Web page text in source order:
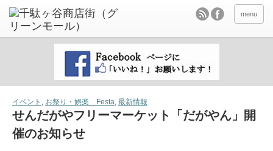
menu
イベント , お祭り・娯楽 Festa, 最新情報
せんだがやフリーマーケット「だがやん」開
催のお知らせ